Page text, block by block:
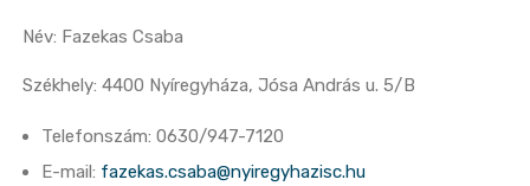
Név: Fazekas Csaba
Székhely: 4400 Nyíregyháza, Jósa András u. 5/B
Telefonszám: 0630/947-7120
E-mail: fazekas.csaba@nyiregyhazisc.hu